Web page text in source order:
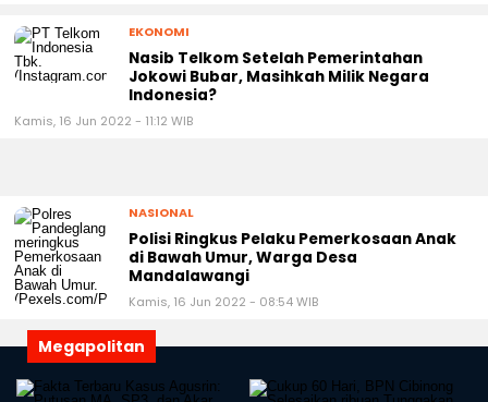
EKONOMI
Nasib Telkom Setelah Pemerintahan
Jokowi Bubar, Masihkah Milik Negara
Indonesia?
Kamis, 16 Jun 2022 - 11:12 WIB
NASIONAL
Polisi Ringkus Pelaku Pemerkosaan Anak
di Bawah Umur, Warga Desa
Mandalawangi
Kamis, 16 Jun 2022 - 08:54 WIB
Megapolitan